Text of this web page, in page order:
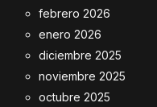
febrero 2026
enero 2026
diciembre 2025
noviembre 2025
octubre 2025